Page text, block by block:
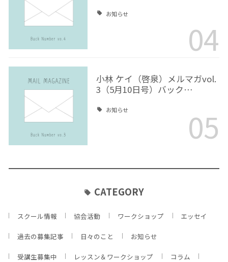
お知らせ
04
小林 ケイ（啓泉）メルマガvol.
3（5月10日号）バック…
お知らせ 05
CATEGORY
スクール情報 協会活動 ワークショップ エッセイ
過去の募集記事 日々のこと お知らせ
受講生募集中 レッスン＆ワークショップ コラム